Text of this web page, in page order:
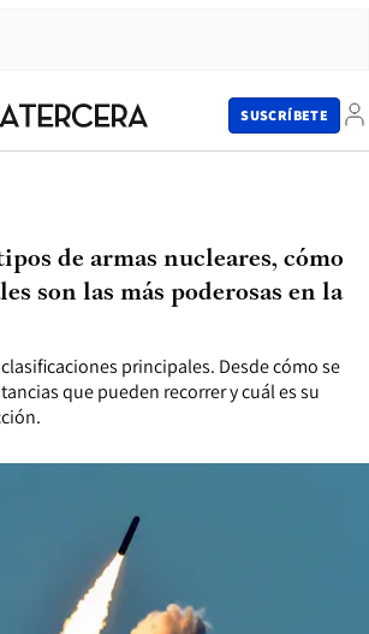
SUSCRÍBETE
principales. Desde cómo se
que pueden recorrer y cuál es su
de armas nucleares, cómo
son las más poderosas en la